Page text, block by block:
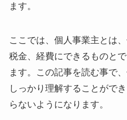
ます。
ここでは、個人事業主とは
税金、経費にできるものと
ます。この記事を読む事で
しっかり理解することがで
らないようになります。